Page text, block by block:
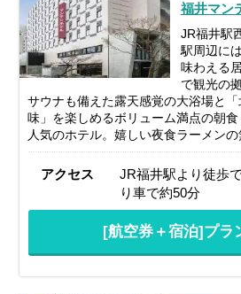
福井マン
JR福井駅
駅周辺に
味わえる
で観光の
サウナも備えた露天感覚の大浴場と
味」を楽しめるボリューム満点の朝
人気のホテル。嬉しい夜食ラーメンの
アクセス
JR福井駅より徒歩
り車で約50分
[航空券＋宿泊]プラ